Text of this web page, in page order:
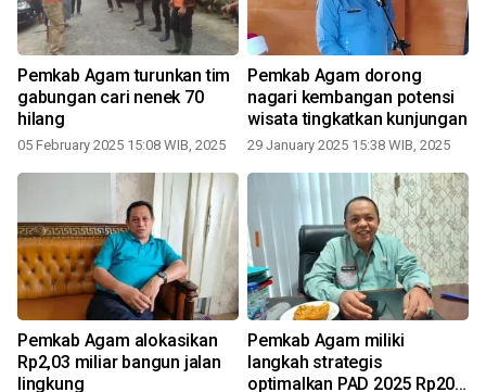
Pemkab Agam turunkan tim
gabungan cari nenek 70
hilang
05 February 2025 15:08 WIB, 2025
Pemkab Agam dorong
nagari kembangan potensi
wisata tingkatkan kunjungan
29 January 2025 15:38 WIB, 2025
Pemkab Agam alokasikan
Rp2,03 miliar bangun jalan
lingkung
Pemkab Agam miliki
langkah strategis
optimalkan PAD 2025 Rp207